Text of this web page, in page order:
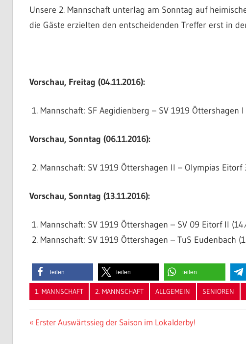
Unsere 2. Mannschaft unterlag am Sonntag auf
die Gäste erzielten den entscheidenden Treffer erst in
Vorschau, Freitag (04.11.2016):
Mannschaft: SF Aegidienberg – SV 1919 Öttershagen I
Vorschau, Sonntag (06.11.2016):
Mannschaft: SV 1919 Öttershagen II – Olympias Eitorf
Vorschau, Sonntag (13.11.2016):
Mannschaft: SV 1919 Öttershagen – SV 09 Eitorf II
Mannschaft: SV 1919 Öttershagen – TuS Eudenbach
teilen teilen teilen
1. MANNSCHAFT 2. MANNSCHAFT ALLGEMEIN SENIOREN
Beitragsnavigation
Vorheriger
Erster Auswärtssieg der Saison im Lokalderby!